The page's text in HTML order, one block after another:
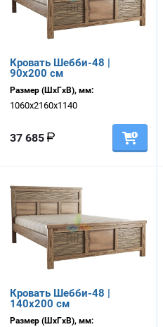
Кровать Шебби-48 |
90х200 см
Размер (ШхГхВ), мм:
1060х2160х1140
37 685
Кровать Шебби-48 |
140х200 см
Размер (ШхГхВ), мм: